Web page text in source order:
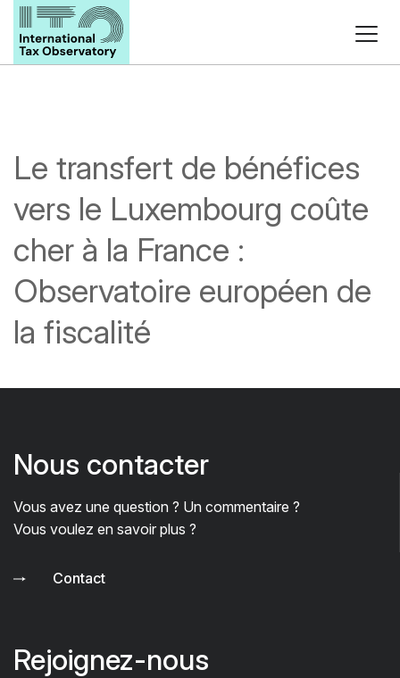
Le transfert de bénéfices
vers le Luxembourg coûte
cher à la France :
Observatoire européen de
la fiscalité
Nous contacter
Vous avez une question ? Un commentaire ?
Vous voulez en savoir plus ?
Contact
Rejoignez-nous